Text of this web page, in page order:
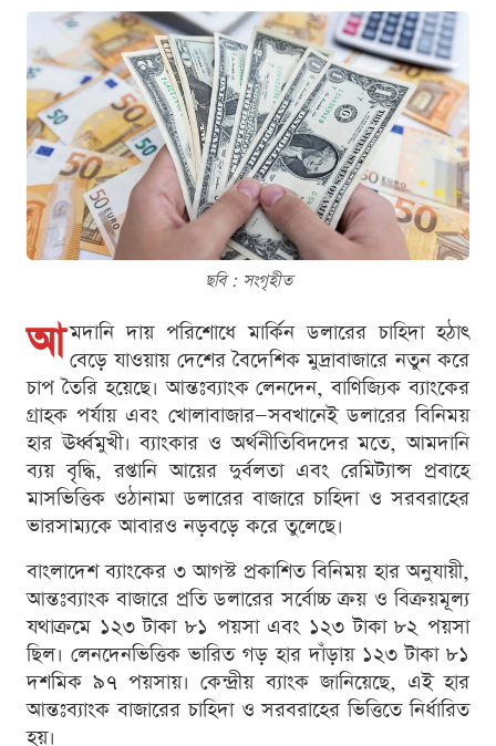
ছবি : সংগৃহীত
আ মদানি দায় পরিশোধে মার্কিন ডলারের চাহিদা হঠাৎ
বেড়ে যাওয়ায় দেশের বৈদেশিক মুদ্রাবাজারে নতুন করে
চাপ তৈরি হয়েছে। আন্তঃব্যাংক লেনদেন, বাণিজ্যিক ব্যাংকের
গ্রাহক পর্যায় এবং খোলাবাজার—সবখানেই ডলারের বিনিময়
হার ঊর্ধ্বমুখী। ব্যাংকার ও অর্থনীতিবিদদের মতে, আমদানি
ব্যয় বৃদ্ধি, রপ্তানি আয়ের দুর্বলতা এবং রেমিট্যান্স প্রবাহে
মাসভিত্তিক ওঠানামা ডলারের বাজারে চাহিদা ও সরবরাহের
ভারসাম্যকে আবারও নড়বড়ে করে তুলেছে।
বাংলাদেশ ব্যাংকের ৩ আগস্ট প্রকাশিত বিনিময় হার অনুযায়ী,
আন্তঃব্যাংক বাজারে প্রতি ডলারের সর্বোচ্চ ক্রয় ও বিক্রয়মূল্য
যথাক্রমে ১২৩ টাকা ৮১ পয়সা এবং ১২৩ টাকা ৮২ পয়সা
ছিল। লেনদেনভিত্তিক ভারিত গড় হার দাঁড়ায় ১২৩ টাকা ৮১
দশমিক ৯৭ পয়সায়। কেন্দ্রীয় ব্যাংক জানিয়েছে, এই হার
আন্তঃব্যাংক বাজারের চাহিদা ও সরবরাহের ভিত্তিতে নির্ধারিত
হয়।